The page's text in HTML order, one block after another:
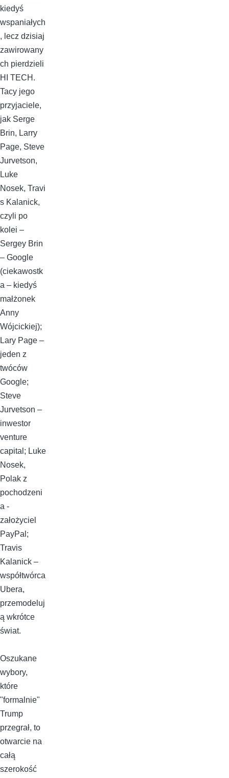
kiedyś
wspaniałych
, lecz dzisiaj
zawirowany
ch pierdzieli
HI TECH.
Tacy jego
przyjaciele,
jak Serge
Brin, Larry
Page, Steve
Jurvetson,
Luke
Nosek, Travi
s Kalanick,
czyli po
kolei –
Sergey Brin
– Google
(ciekawostk
a – kiedyś
małżonek
Anny
Wójcickiej);
Lary Page –
jeden z
twóców
Google;
Steve
Jurvetson –
inwestor
venture
capital; Luke
Nosek,
Polak z
pochodzeni
a -
założyciel
PayPal;
Travis
Kalanick –
współtwórca
Ubera,
przemodeluj
ą wkrótce
świat.
Oszukane
wybory,
które
"formalnie"
Trump
przegrał, to
otwarcie na
całą
szerokość